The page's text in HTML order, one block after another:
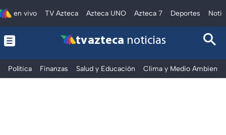
en vivo TV Azteca Azteca UNO Azteca 7 Deportes
tv azteca noticias
Política Finanzas Salud y Educación Clima y Medio Ambiente